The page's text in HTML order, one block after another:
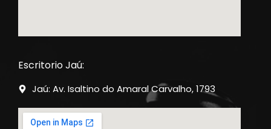
Escritorio Jaú:
Jaú: Av. Isaltino do Amaral Carvalho, 1793